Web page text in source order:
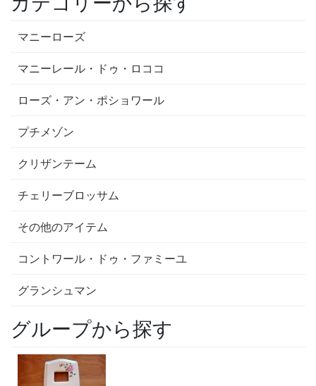
マニーローズ
マニーレール・ドゥ・ロココ
ローズ・アン・ポショワール
プチメゾン
クリザンテーム
チェリーブロッサム
その他のアイテム
コントワール・ドゥ・ファミーユ
グランシュマン
グループから探す